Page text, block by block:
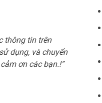
thông tin trên
dụng, và chuyển
ơn các bạn.!”